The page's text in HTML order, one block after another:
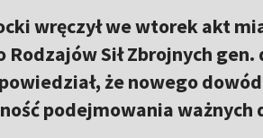
wręczył we wtorek akt
Rodzajów Sił Zbrojnych
że nowego
podejmowania ważnych